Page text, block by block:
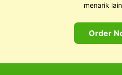
menarik
Order